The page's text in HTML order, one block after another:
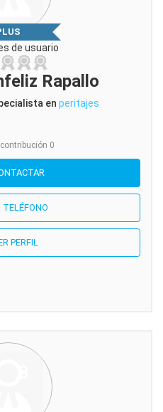
de usuario
Rapallo
en peritajes
0
TELÉFONO
PERFIL